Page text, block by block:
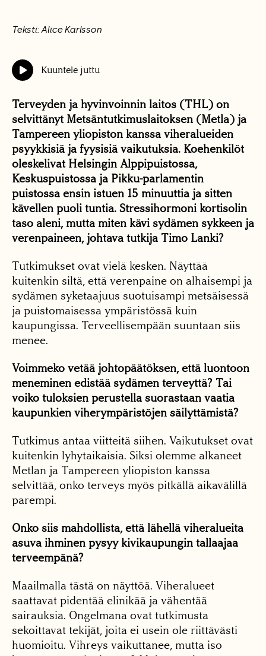
Teksti: Alice Karlsson
Kuuntele juttu
Terveyden ja hyvinvoinnin laitos (THL) on
selvittänyt Metsäntutkimuslaitoksen (Metla) ja
Tampereen yliopiston kanssa viheralueiden
psyykkisiä ja fyysisiä vaikutuksia. Koehenkilöt
oleskelivat Helsingin Alppipuistossa,
Keskuspuistossa ja Pikku-parlamentin
puistossa ensin istuen 15 minuuttia ja sitten
kävellen puoli tuntia. Stressihormoni kortisolin
taso aleni, mutta miten kävi sydämen sykkeen ja
verenpaineen, johtava tutkija Timo Lanki?
Tutkimukset ovat vielä kesken. Näyttää
kuitenkin siltä, että verenpaine on alhaisempi ja
sydämen syketaajuus suotuisampi metsäisessä
ja puistomaisessa ympäristössä kuin
kaupungissa. Terveellisempään suuntaan siis
menee.
Voimmeko vetää johtopäätöksen, että luontoon
meneminen edistää sydämen terveyttä? Tai
voiko tuloksien perustella suorastaan vaatia
kaupunkien viherympäristöjen säilyttämistä?
Tutkimus antaa viitteitä siihen. Vaikutukset ovat
kuitenkin lyhytaikaisia. Siksi olemme alkaneet
Metlan ja Tampereen yliopiston kanssa
selvittää, onko terveys myös pitkällä aikavälillä
parempi.
Onko siis mahdollista, että lähellä viheralueita
asuva ihminen pysyy kivikaupungin tallaajaa
terveempänä?
Maailmalla tästä on näyttöä. Viheralueet
saattavat pidentää elinikää ja vähentää
sairauksia. Ongelmana ovat tutkimusta
sekoittavat tekijät, joita ei usein ole riittävästi
huomioitu. Vihreys vaikuttanee, mutta iso